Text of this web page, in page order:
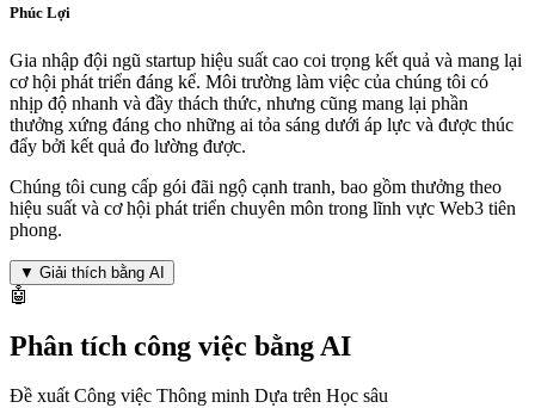
Phúc Lợi
Gia nhập đội ngũ startup hiệu suất cao coi trọng kết quả và mang lại
cơ hội phát triển đáng kể. Môi trường làm việc của chúng tôi có
nhịp độ nhanh và đầy thách thức, nhưng cũng mang lại phần
thưởng xứng đáng cho những ai tỏa sáng dưới áp lực và được thúc
đẩy bởi kết quả đo lường được.
Chúng tôi cung cấp gói đãi ngộ cạnh tranh, bao gồm thưởng theo
hiệu suất và cơ hội phát triển chuyên môn trong lĩnh vực Web3 tiên
phong.
▼ Giải thích bằng AI
🤖
Phân tích công việc bằng AI
Đề xuất Công việc Thông minh Dựa trên Học sâu